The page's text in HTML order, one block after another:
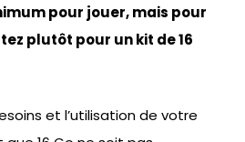
pour jouer, mais pour
plutôt pour un kit de 16
et l’utilisation de votre